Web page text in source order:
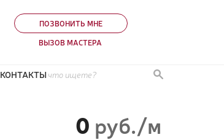
ПОЗВОНИТЬ МНЕ
ВЫЗОВ МАСТЕРА
КОНТАКТЫ
0 руб./м